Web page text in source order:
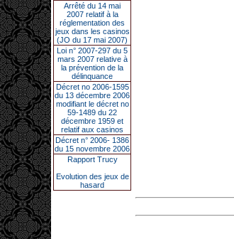
Arrêté du 14 mai
2007 relatif à la
réglementation des
jeux dans les casinos
(JO du 17 mai 2007)
Loi n° 2007-297 du 5
mars 2007 relative à
la prévention de la
délinquance
Décret no 2006-1595
du 13 décembre 2006
modifiant le décret no
59-1489 du 22
décembre 1959 et
relatif aux casinos
Décret n° 2006- 1386
du 15 novembre 2006
Rapport Trucy
Evolution des jeux de
hasard